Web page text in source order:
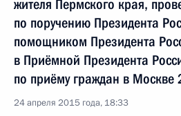
жителя Пермского края,
по поручению Президента
помощником Президента
в Приёмной Президента
по приёму граждан в
24 апреля 2015 года, 18:33